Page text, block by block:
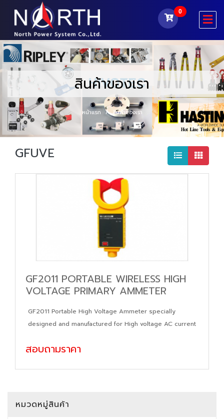
0
สินค้าของเรา
หน้าแรก สินค้าของเรา
GFUVE
GF2011 PORTABLE WIRELESS HIGH
VOLTAGE PRIMARY AMMETER
GF2011 Portable High Voltage Ammeter specially
designed and manufactured for High voltage AC current
สอบถามราคา
หมวดหมู่สินค้า